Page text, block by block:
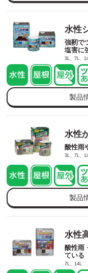
水性
強靭で
塩害に
3L、7L、
製品
水性
酸性雨
3L、7L、
製品
水性
酸性雨
ている
7L、14L